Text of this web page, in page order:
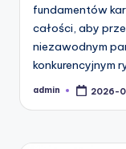
fundamentów
całości, aby
niezawodnym
konkurencyjnym
Posted
admin 2026-